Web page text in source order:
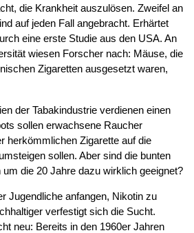
die Krankheit auszulösen. Zweifel an
auf jeden Fall angebracht. Erhärtet
eine erste Studie aus den USA. An
wiesen Forscher nach: Mäuse, die
Zigaretten ausgesetzt waren,
der Tabakindustrie verdienen einen
sollen erwachsene Raucher
herkömmlichen Zigarette auf die
sollen. Aber sind die bunten
die 20 Jahre dazu wirklich geeignet?
Jugendliche anfangen, Nikotin zu
verfestigt sich die Sucht.
neu: Bereits in den 1960er Jahren